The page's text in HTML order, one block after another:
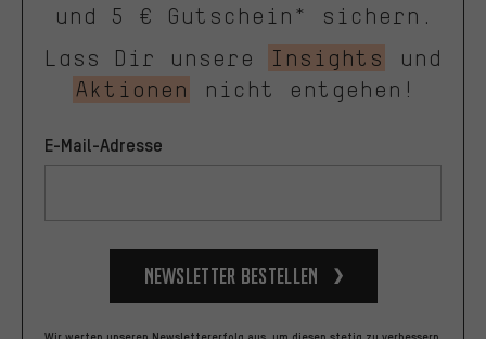
und 5 € Gutschein* sichern.
Lass Dir unsere
Insights
und
Aktionen
nicht entgehen!
E-Mail-Adresse
Newsletter bestellen